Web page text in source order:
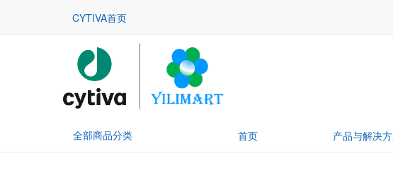
CYTIVA首页
全部商品分类 首页 产品与解决